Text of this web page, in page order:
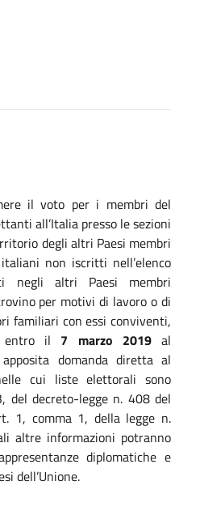
il voto per i membri del
all’Italia presso le sezioni
degli altri Paesi membri
non iscritti nell’elenco
negli altri Paesi membri
per motivi di lavoro o di
familiari con essi conviventi,
entro il 7 marzo 2019al
domanda diretta al
cui liste elettorali sono
del decreto-legge n. 408 del
1, comma 1, della legge n.
altre informazioni potranno
diplomatiche e
dell’Unione.